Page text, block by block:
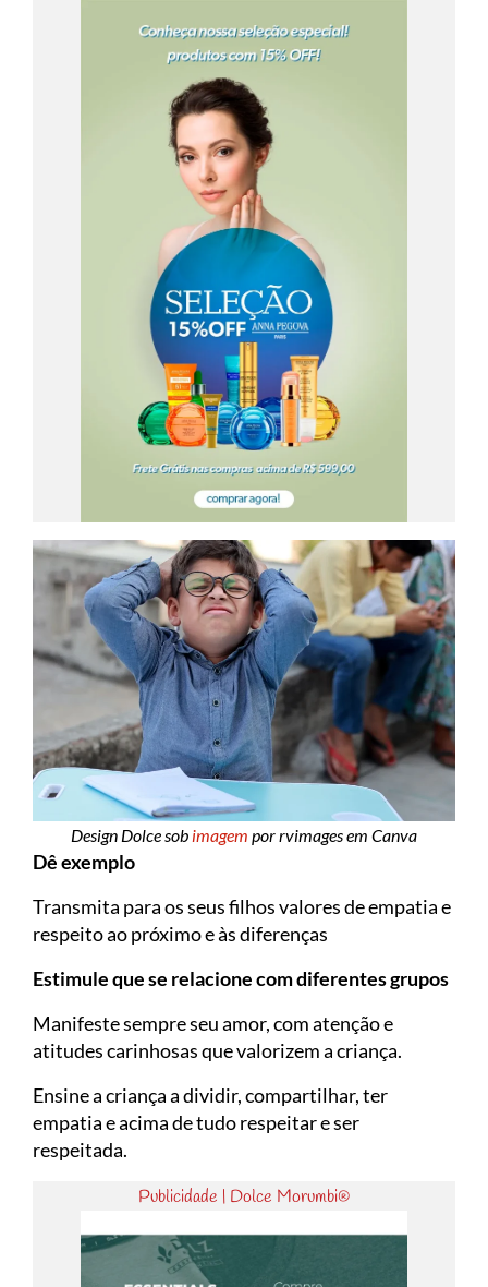
Design Dolce sob imagem por rvimages em Canva
Dê exemplo
Transmita para os seus filhos valores de empatia e
respeito ao próximo e às diferenças
Estimule que se relacione com diferentes grupos
Manifeste sempre seu amor, com atenção e
atitudes carinhosas que valorizem a criança.
Ensine a criança a dividir, compartilhar, ter
empatia e acima de tudo respeitar e ser
respeitada.
Publicidade | Dolce Morumbi®